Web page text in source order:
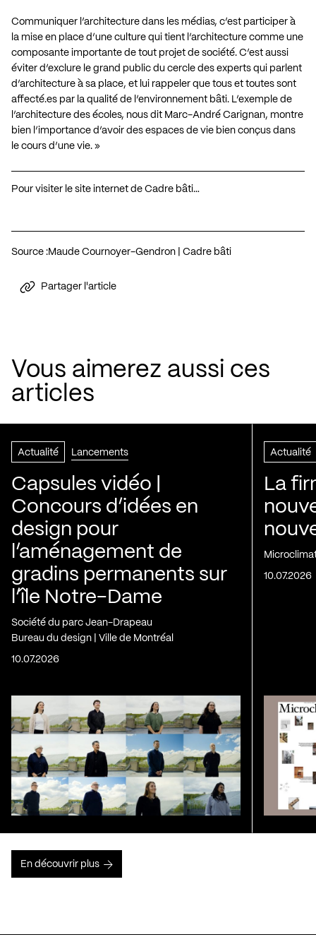
Communiquer l’architecture dans les médias, c’est participer à
la mise en place d’une culture qui tient l’architecture comme une
composante importante de tout projet de société. C’est aussi
éviter d’exclure le grand public du cercle des experts qui parlent
d’architecture à sa place, et lui rappeler que tous et toutes sont
affecté.es par la qualité de l’environnement bâti. L’exemple de
l’architecture des écoles, nous dit Marc-André Carignan, montre
bien l’importance d’avoir des espaces de vie bien conçus dans
le cours d’une vie. »
Pour visiter le site internet de Cadre bâti…
Source :Maude Cournoyer-Gendron | Cadre bâti
Partager l'article
Vous aimerez aussi ces
articles
Actualité Lancements
Capsules vidéo |
Concours d’idées en
design pour
l’aménagement de
gradins permanents sur
l’île Notre-Dame
Société du parc Jean-Drapeau
Bureau du design | Ville de Montréal
10.07.2026
Actualité
La
10.07.2026
En découvrir plus